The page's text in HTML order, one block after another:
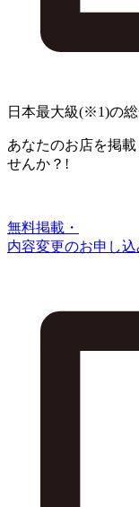
日本最大級(※1)の
あなたのお店を掲載
せんか？!
無料掲載・
内容変更のお申し込